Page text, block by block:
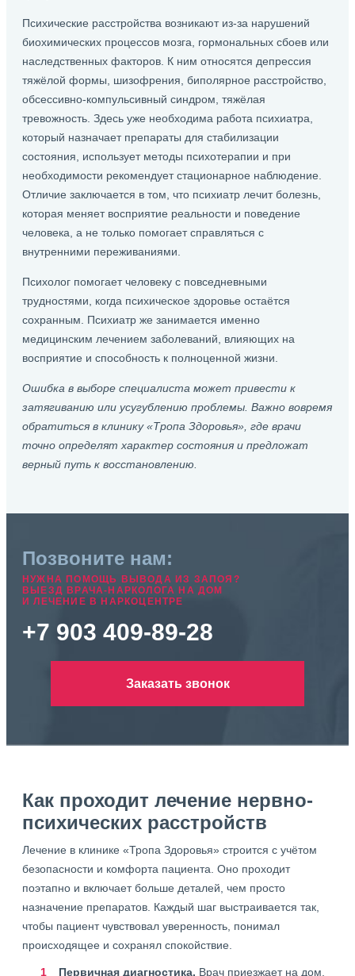
Психические расстройства возникают из-за нарушений
биохимических процессов мозга, гормональных сбоев или
наследственных факторов. К ним относятся депрессия
тяжёлой формы, шизофрения, биполярное расстройство,
обсессивно-компульсивный синдром, тяжёлая
тревожность. Здесь уже необходима работа психиатра,
который назначает препараты для стабилизации
состояния, использует методы психотерапии и при
необходимости рекомендует стационарное наблюдение.
Отличие заключается в том, что психиатр лечит болезнь,
которая меняет восприятие реальности и поведение
человека, а не только помогает справляться с
внутренними переживаниями.
Психолог помогает человеку с повседневными
трудностями, когда психическое здоровье остаётся
сохранным. Психиатр же занимается именно
медицинским лечением заболеваний, влияющих на
восприятие и способность к полноценной жизни.
Ошибка в выборе специалиста может привести к
затягиванию или усугублению проблемы. Важно вовремя
обратиться в клинику «Тропа Здоровья», где врачи
точно определят характер состояния и предложат
верный путь к восстановлению.
Позвоните нам:
НУЖНА ПОМОЩЬ ВЫВОДА ИЗ ЗАПОЯ?
ВЫЕЗД ВРАЧА-НАРКОЛОГА НА ДОМ
И ЛЕЧЕНИЕ В НАРКОЦЕНТРЕ
+7 903 409-89-28
Заказать звонок
Как проходит лечение нервно-
психических расстройств
Лечение в клинике «Тропа Здоровья» строится с учётом
безопасности и комфорта пациента. Оно проходит
поэтапно и включает больше деталей, чем просто
назначение препаратов. Каждый шаг выстраивается так,
чтобы пациент чувствовал уверенность, понимал
происходящее и сохранял спокойствие.
Первичная диагностика. Врач приезжает на дом,